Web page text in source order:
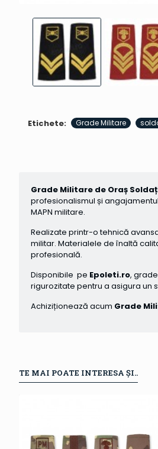
Etichete: Grade Militare
Grade Militare de Oraș
profesionalismul și
MAPN militare.
Realizate printr-o tehnică
militar. Materialele de înaltă
profesională.
Disponibile pe Epoleti.ro,
rigurozitate pentru a asigura un
Achiziționează acum Grade
TE MAI POATE INTERESA ȘI..